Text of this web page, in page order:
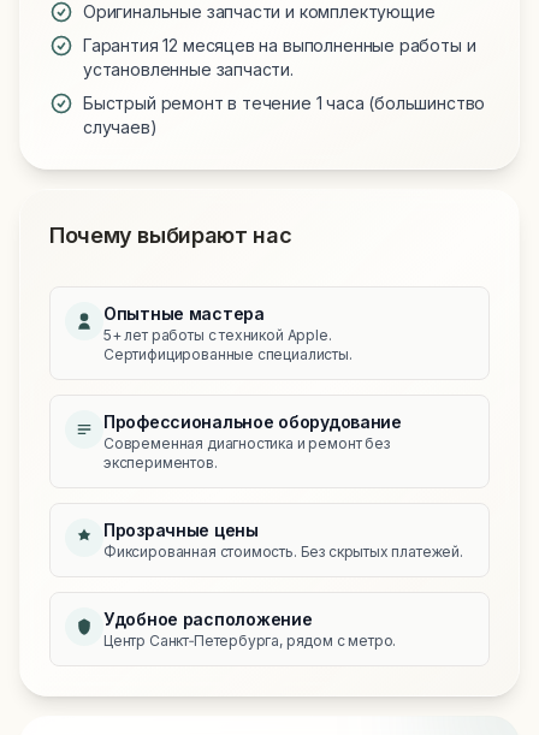
Оригинальные запчасти и комплектующие
Гарантия 12 месяцев на выполненные работы и
установленные запчасти.
Быстрый ремонт в течение 1 часа (большинство
случаев)
Почему выбирают нас
Опытные мастера
5+ лет работы с техникой Apple.
Сертифицированные специалисты.
Профессиональное оборудование
Современная диагностика и ремонт без
экспериментов.
Прозрачные цены
Фиксированная стоимость. Без скрытых платежей.
Удобное расположение
Центр Санкт‑Петербурга, рядом с метро.